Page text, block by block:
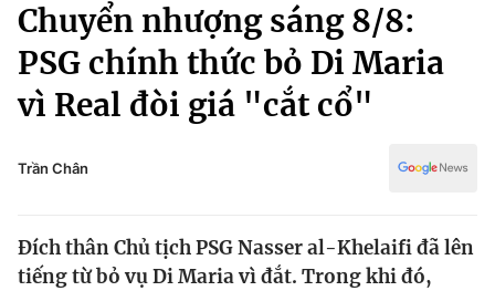
Chuyên mục
Tin tức
Chân dung
Phong cách
Chân dung
Sự kiện
Bóng đá
Thể thao điện tử
Chuyển nhượng sáng 8/8:
PSG chính thức bỏ Di Maria
vì Real đòi giá "cắt cổ"
Trần Chân
Đích thân Chủ tịch PSG Nasser al-Khelaifi đã lên
tiếng từ bỏ vụ Di Maria vì đắt. Trong khi đó,